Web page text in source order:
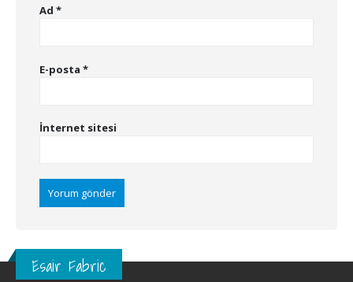
Ad *
E-posta *
İnternet sitesi
Esair Fabric